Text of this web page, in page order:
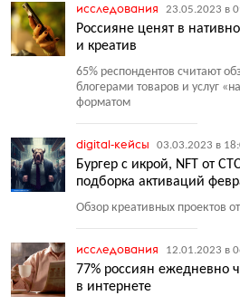
исследования 23.05.2023 в
Россияне ценят в
и креатив
65% респондентов считают
блогерами товаров и услуг «
форматом
digital-кейсы 03.03.2023 в
Бургер с икрой, NFT от
подборка активаций
Обзор креативных проектов
исследования 12.01.2023 в
77% россиян ежедневно
в интернете